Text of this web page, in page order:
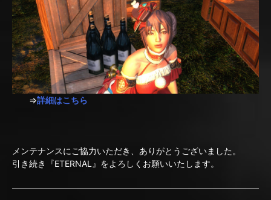
⇒詳細はこちら
メンテナンスにご協力いただき、ありがとうございました。
引き続き『ETERNAL』をよろしくお願いいたします。